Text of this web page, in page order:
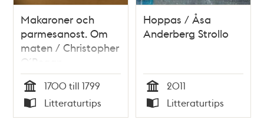
Makaroner och
parmesanost. Om
maten / Christopher
O´Regan
Tid
1700 till 1799
Typ
Litteraturtips
Hoppas / Åsa
Anderberg Strollo
Tid
2011
Typ
Litteraturtips